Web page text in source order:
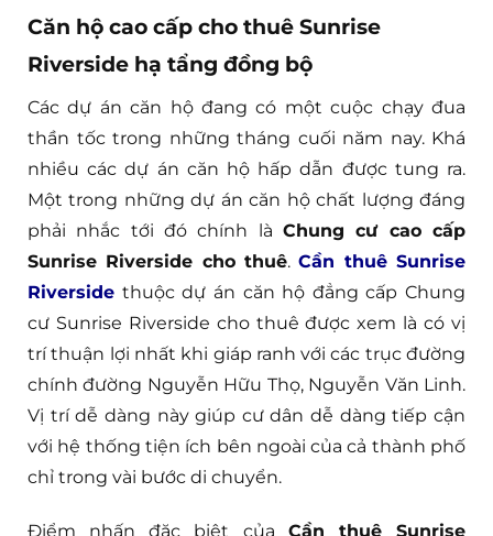
Căn hộ cao cấp cho thuê Sunrise
Riverside hạ tẩng đồng bộ
Các dự án căn hộ đang có một cuộc chạy đua
thần tốc trong những tháng cuối năm nay. Khá
nhiều các dự án căn hộ hấp dẫn được tung ra.
Một trong những dự án căn hộ chất lượng đáng
phải nhắc tới đó chính là Chung cư cao cấp
Sunrise Riverside cho thuê.Cần thuê Sunrise
Riverside thuộc dự án căn hộ đẳng cấp Chung
cư Sunrise Riverside cho thuê được xem là có vị
trí thuận lợi nhất khi giáp ranh với các trục đường
chính đường Nguyễn Hữu Thọ, Nguyễn Văn Linh.
Vị trí dễ dàng này giúp cư dân dễ dàng tiếp cận
với hệ thống tiện ích bên ngoài của cả thành phố
chỉ trong vài bước di chuyển.
Điểm nhấn đặc biệt của Cần thuê Sunrise